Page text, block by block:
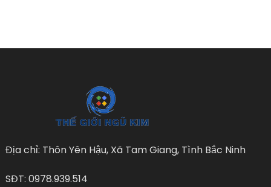
Địa chỉ: Thôn Yên Hậu, Xã Tam Giang, Tình Bắc Ninh
SĐT: 0978.939.514